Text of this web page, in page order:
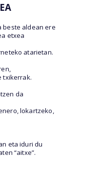
beste aldean ere
etxea
atarietan.
txikerrak.
da
lokartzeko,
eta iduri du
“aitxe”.